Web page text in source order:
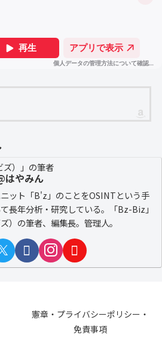
）」の筆者
はやみん
ット「B'z」のことをOSINTという手
長年分析・研究している。「Bz-Biz」
ズ）の筆者、編集長。管理人。
憲章・プライバシーポリシー・
免責事項